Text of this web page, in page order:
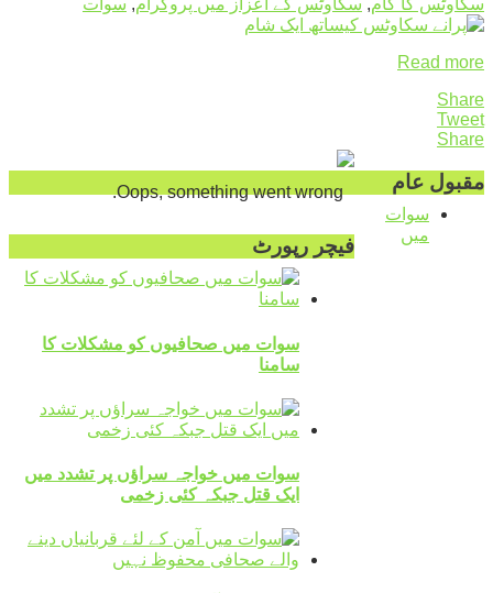
Read more
Share
Tweet
Share
Oops, something went wrong.
فیچر رپورٹ
سوات میں صحافیوں کو مشکلات کا
سامنا
سوات میں خواجہ سراؤں پر تشدد میں
ایک قتل جبکہ کئی زخمی
مقبول عام
سوات
میں